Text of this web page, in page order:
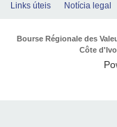
Links úteis Notícia legal
Bourse Régionale des
Côte